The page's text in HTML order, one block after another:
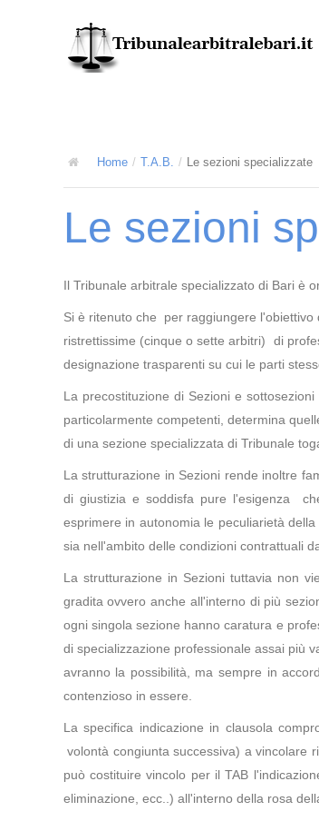
Home / T.A.B. / Le sezioni specializzate
Le sezioni
Il Tribunale arbitrale specializzato di Bari è
Si è ritenuto che per raggiungere
ristrettissime (cinque o sette arbitri) di
designazione trasparenti su cui le parti
La precostituzione di Sezioni e
particolarmente competenti, determina
di una sezione specializzata di Tribunale
La strutturazione in Sezioni rende inoltre
di giustizia e soddisfa pure l'esigenza
esprimere in autonomia le peculiarietà
sia nell'ambito delle condizioni contrattuali
La strutturazione in Sezioni tuttavia non
gradita ovvero anche all'interno di più
ogni singola sezione hanno caratura e
di specializzazione professionale assai più
avranno la possibilità, ma sempre in
contenzioso in essere.
La specifica indicazione in clausola
volontà congiunta successiva) a vincolare
può costituire vincolo per il TAB
eliminazione, ecc..) all'interno della rosa